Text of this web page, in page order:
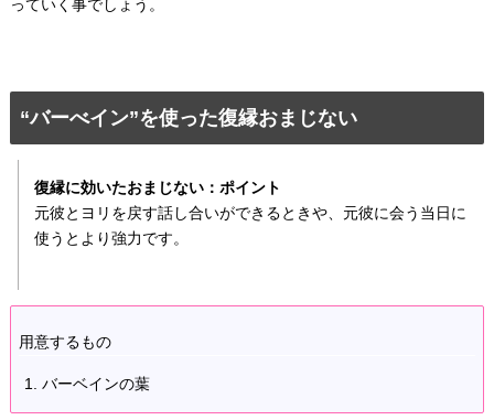
っていく事でしょう。
“バーべイン”を使った復縁おまじない
復縁に効いたおまじない：ポイント
元彼とヨリを戻す話し合いができるときや、元彼に会う当日に
使うとより強力です。
用意するもの
バーベインの葉